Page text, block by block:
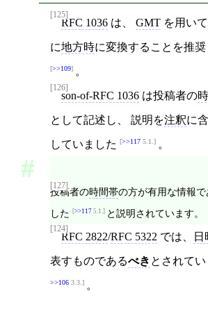
[125]
RFC 1036 は、 GMT を用い
に地方時に変換することを推
>>109 。
[126]
son-of-RFC 1036 は投稿者の
として記述し、 説明を注釈に
していました >>117 5.1. 。
[127]
投稿者の時間帯の方が有用な情報
した
>>117 5.1. と説明されています。
[124]
RFC 2822/RFC 5322 では、 日
表すものであるべき とされて
>>106 3.3. 。